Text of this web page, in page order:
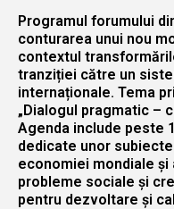
Programul forumului
conturarea unui nou
contextul
tranziției către un
internaționale. Tema
„Dialogul pragmatic –
Agenda include peste
dedicate unor
economiei mondiale și
probleme sociale și
pentru dezvoltare și